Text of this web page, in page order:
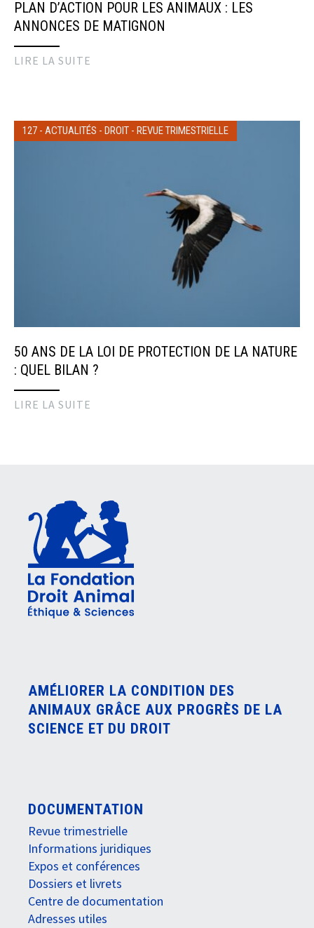
PLAN D’ACTION POUR LES ANIMAUX : LES
ANNONCES DE MATIGNON
LIRE LA SUITE
127 - ACTUALITÉS - DROIT - REVUE TRIMESTRIELLE
50 ANS DE LA LOI DE PROTECTION DE LA NATURE
: QUEL BILAN ?
LIRE LA SUITE
AMÉLIORER LA CONDITION DES
ANIMAUX GRÂCE AUX PROGRÈS DE LA
SCIENCE ET DU DROIT
DOCUMENTATION
Revue trimestrielle
Informations juridiques
Expos et conférences
Dossiers et livrets
Centre de documentation
Adresses utiles